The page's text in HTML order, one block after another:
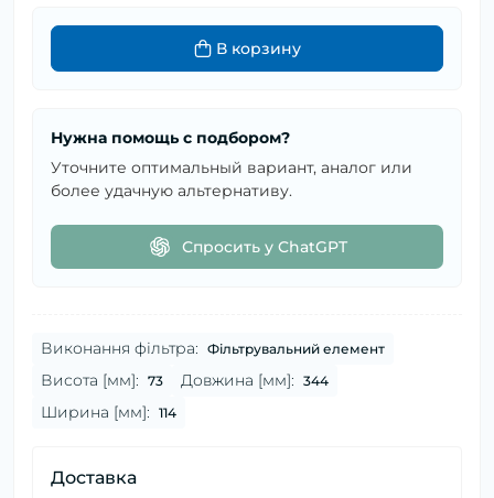
В корзину
Нужна помощь с подбором?
Уточните оптимальный вариант, аналог или
более удачную альтернативу.
Спросить у ChatGPT
Виконання фільтра: Фільтрувальний елемент
Висота [мм]: 73 Довжина [мм]: 344
Ширина [мм]: 114
Доставка